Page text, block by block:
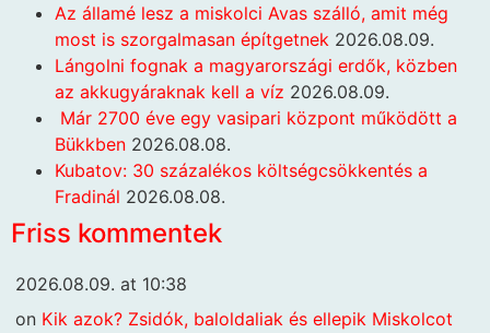
Az államé lesz a miskolci Avas szálló, amit még
most is szorgalmasan építgetnek 2026.08.09.
Lángolni fognak a magyarországi erdők, közben
az akkugyáraknak kell a víz 2026.08.09.
Már 2700 éve egy vasipari központ működött a
Bükkben 2026.08.08.
Kubatov: 30 százalékos költségcsökkentés a
Fradinál 2026.08.08.
Friss kommentek
2026.08.09. at 10:38
on Kik azok? Zsidók, baloldaliak és ellepik Miskolcot